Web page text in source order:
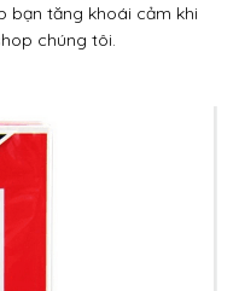
bạn tăng khoái cảm khi
chúng tôi.